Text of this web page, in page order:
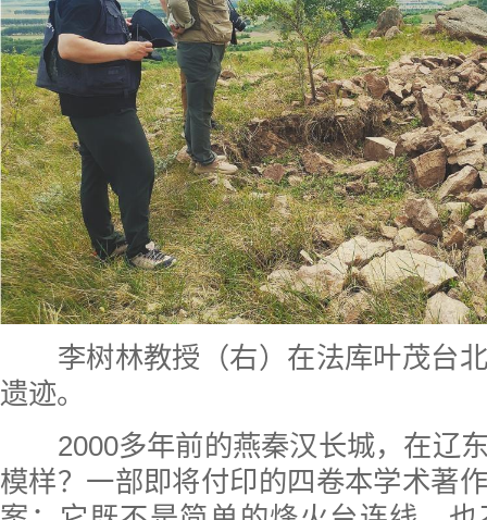
李树林教授（右）在法库叶茂台北
遗迹。
2000多年前的燕秦汉长城，在辽
模样？一部即将付印的四卷本学术著